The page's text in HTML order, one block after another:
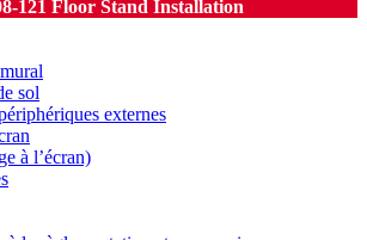
121 Floor Stand Installation
sol
externes
à l’écran)